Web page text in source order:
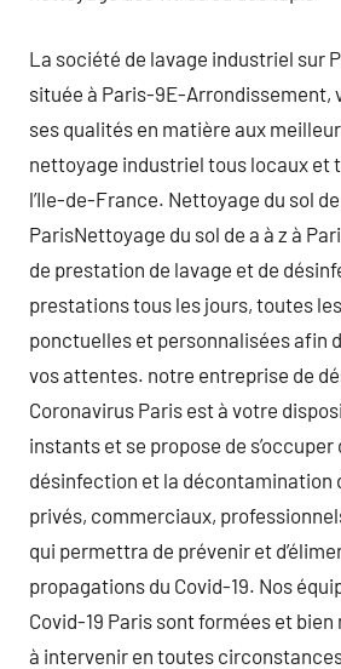
La société de lavage industriel sur
située à Paris-9E-Arrondissement,
ses qualités en matière aux
nettoyage industriel tous locaux et
l’Ile-de-France. Nettoyage du sol de
ParisNettoyage du sol de a à z à
de prestation de lavage et de
prestations tous les jours, toutes
ponctuelles et personnalisées afin
vos attentes. notre entreprise de
Coronavirus Paris est à votre
instants et se propose de s’occuper
désinfection et la décontamination
privés, commerciaux,
qui permettra de prévenir et
propagations du Covid-19. Nos
Covid-19 Paris sont formées et
à intervenir en toutes